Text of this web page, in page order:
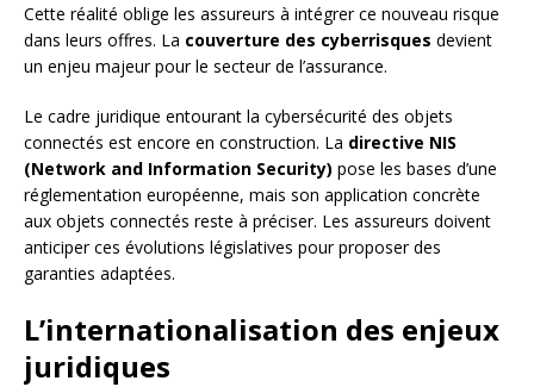
Cette réalité oblige les assureurs à intégrer ce nouveau risque
dans leurs offres. La couverture des cyberrisques devient
un enjeu majeur pour le secteur de l’assurance.
Le cadre juridique entourant la cybersécurité des objets
connectés est encore en construction. La directive NIS
(Network and Information Security) pose les bases d’une
réglementation européenne, mais son application concrète
aux objets connectés reste à préciser. Les assureurs doivent
anticiper ces évolutions législatives pour proposer des
garanties adaptées.
L’internationalisation des enjeux
juridiques